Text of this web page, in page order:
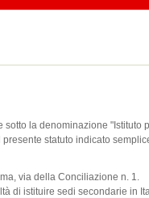
sotto la denominazione
statuto indicato
via della Conciliazione n. 1.
di istituire sedi secondarie in